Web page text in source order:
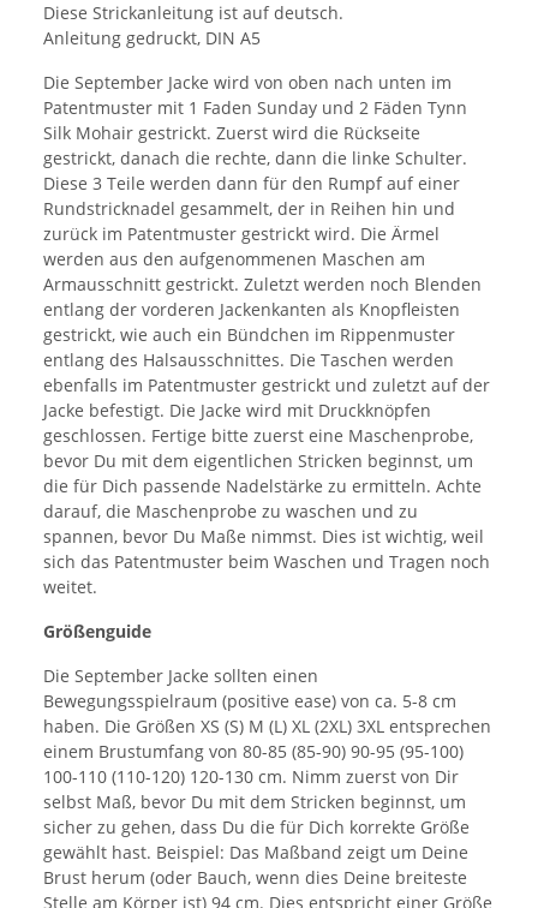
Diese Strickanleitung ist auf deutsch.
Anleitung gedruckt, DIN A5
Die September Jacke wird von oben nach unten im
Patentmuster mit 1 Faden Sunday und 2 Fäden Tynn
Silk Mohair gestrickt. Zuerst wird die Rückseite
gestrickt, danach die rechte, dann die linke Schulter.
Diese 3 Teile werden dann für den Rumpf auf einer
Rundstricknadel gesammelt, der in Reihen hin und
zurück im Patentmuster gestrickt wird. Die Ärmel
werden aus den aufgenommenen Maschen am
Armausschnitt gestrickt. Zuletzt werden noch Blenden
entlang der vorderen Jackenkanten als Knopfleisten
gestrickt, wie auch ein Bündchen im Rippenmuster
entlang des Halsausschnittes. Die Taschen werden
ebenfalls im Patentmuster gestrickt und zuletzt auf der
Jacke befestigt. Die Jacke wird mit Druckknöpfen
geschlossen. Fertige bitte zuerst eine Maschenprobe,
bevor Du mit dem eigentlichen Stricken beginnst, um
die für Dich passende Nadelstärke zu ermitteln. Achte
darauf, die Maschenprobe zu waschen und zu
spannen, bevor Du Maße nimmst. Dies ist wichtig, weil
sich das Patentmuster beim Waschen und Tragen noch
weitet.
Größenguide
Die September Jacke sollten einen
Bewegungsspielraum (positive ease) von ca. 5-8 cm
haben. Die Größen XS (S) M (L) XL (2XL) 3XL entsprechen
einem Brustumfang von 80-85 (85-90) 90-95 (95-100)
100-110 (110-120) 120-130 cm. Nimm zuerst von Dir
selbst Maß, bevor Du mit dem Stricken beginnst, um
sicher zu gehen, dass Du die für Dich korrekte Größe
gewählt hast. Beispiel: Das Maßband zeigt um Deine
Brust herum (oder Bauch, wenn dies Deine breiteste
Stelle am Körper ist) 94 cm. Dies entspricht einer Größe